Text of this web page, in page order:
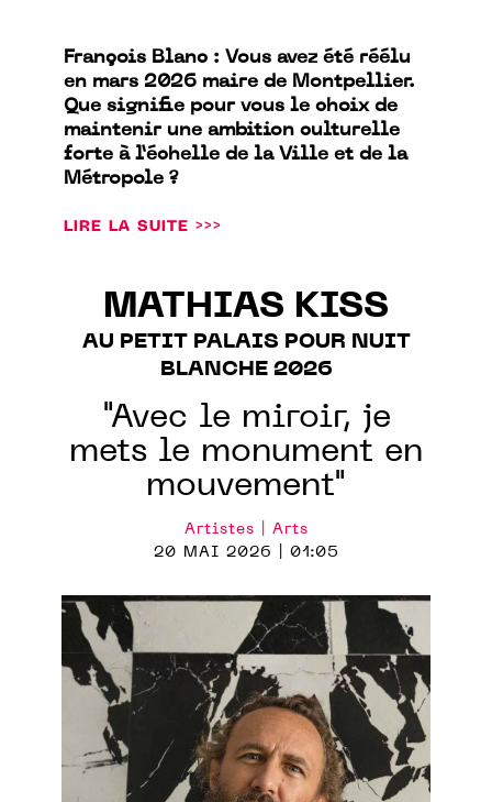
François Blanc : Vous avez été réélu
en mars 2026 maire de Montpellier.
Que signifie pour vous le choix de
maintenir une ambition culturelle
forte à l’échelle de la Ville et de la
Métropole ?
LIRE LA SUITE >>>
MATHIAS KISS
AU PETIT PALAIS POUR NUIT
BLANCHE 2026
"Avec le miroir, je
mets le monument en
mouvement"
Artistes | Arts
20 MAI 2026 | 01:05